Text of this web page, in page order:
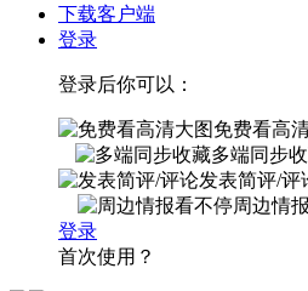
下载客户端
登录
登录后你可以：
免费看高
多端同步
发表简评/评
周边情
登录
首次使用？